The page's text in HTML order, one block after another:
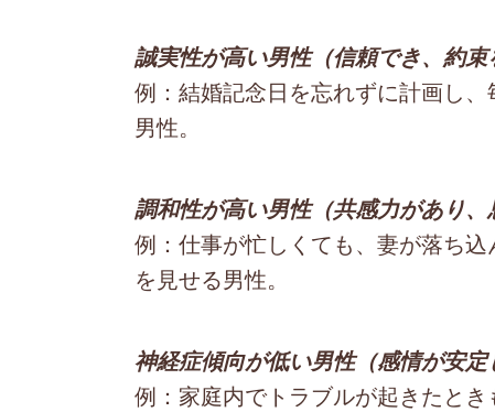
誠実性が高い男性（信頼でき、約束
例：結婚記念日を忘れずに計画し
男性。
調和性が高い男性（共感力があり、
例：仕事が忙しくても、妻が落ち
を見せる男性。
神経症傾向が低い男性（感情が安定
例：家庭内でトラブルが起きたと